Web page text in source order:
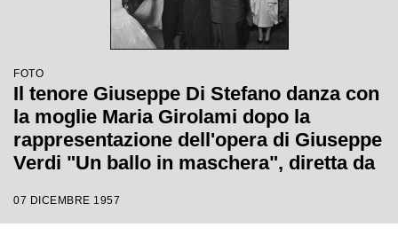
FOTO
Il tenore Giuseppe Di Stefano danza con
la moglie Maria Girolami dopo la
rappresentazione dell'opera di Giuseppe
Verdi "Un ballo in maschera", diretta da
Margherita Wallmann con la quale è
07 DICEMBRE 1957